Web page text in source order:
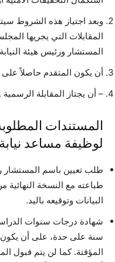
وبعد اجتياز هذه الشروط
المقابلات التي يجريها
المستشار ورئيس هيئة النيابة
أن يكون المتقدم حاصلاً
– أن يجتاز المقابلة الرسمية .
المستندات
لوظيفة مساعد نيابة
طلب تعيين باسم المستشار
طباعته مع النسخة
البيانات وتوقيعه باليد.
شهادة درجات سنوات
سنة على حدة، على أن يكون
المؤقتة. كما لن يتم قبول